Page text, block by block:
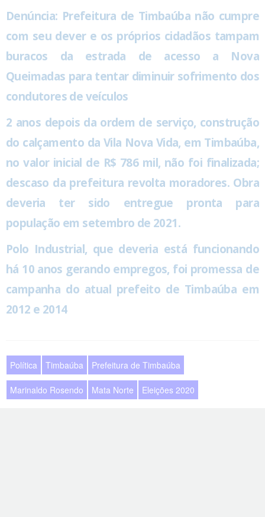
Denúncia: Prefeitura de Timbaúba não cumpre
com seu dever e os próprios cidadãos tampam
buracos da estrada de acesso a Nova
Queimadas para tentar diminuir sofrimento dos
condutores de veículos
2 anos depois da ordem de serviço, construção
do calçamento da Vila Nova Vida, em Timbaúba,
no valor inicial de R$ 786 mil, não foi finalizada;
descaso da prefeitura revolta moradores. Obra
deveria ter sido entregue pronta para
população em setembro de 2021.
Polo Industrial, que deveria está funcionando
há 10 anos gerando empregos, foi promessa de
campanha do atual prefeito de Timbaúba em
2012 e 2014
Política Timbaúba Prefeitura de Timbaúba
Marinaldo Rosendo Mata Norte Eleições 2020